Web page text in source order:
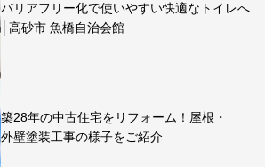
バリアフリー化で使いやすい快適なトイレへ
│高砂市 魚橋自治会館
築28年の中古住宅をリフォーム！屋根・
外壁塗装工事の様子をご紹介